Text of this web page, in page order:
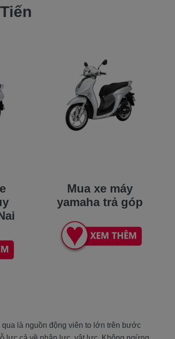
Mua xe máy
yamaha trả góp
là nguồn động viên to lớn trên bước